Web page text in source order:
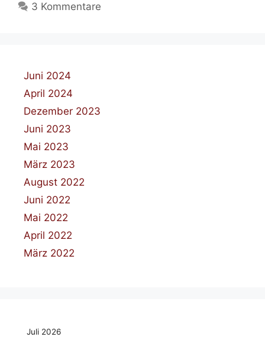
3 Kommentare
Juni 2024
April 2024
Dezember 2023
Juni 2023
Mai 2023
März 2023
August 2022
Juni 2022
Mai 2022
April 2022
März 2022
Juli 2026